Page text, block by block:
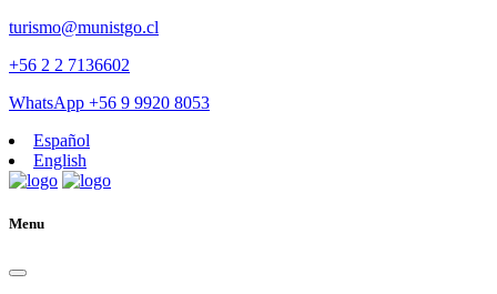
turismo@munistgo.cl
+56 2 2 7136602
WhatsApp +56 9 9920 8053
Español
English
Menu